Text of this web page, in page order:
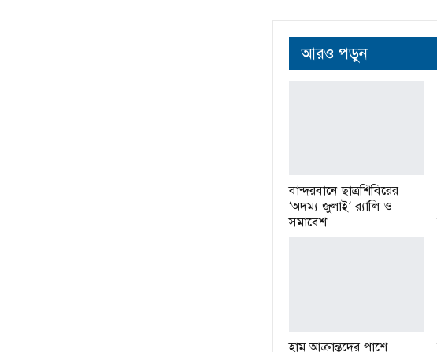
আরও পড়ুন
বান্দরবানে ছাত্রশিবিরের
‘অদম্য জুলাই’ র‌্যালি ও
সমাবেশ
হাম আক্রান্তদের পাশে